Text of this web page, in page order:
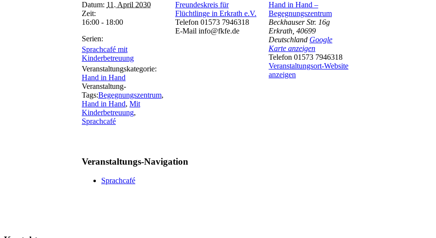
Datum: 11. April 2030
Zeit:
16:00 - 18:00
Serien:
Sprachcafé mit
Kinderbetreuung
Veranstaltungskategorie:
Hand in Hand
Veranstaltung-
Tags:Begegnungszentrum,
Hand in Hand, Mit
Kinderbetreuung,
Sprachcafé
Freundeskreis für
Flüchtlinge in Erkrath e.V.
Telefon 01573 7946318
E-Mail info@fkfe.de
Hand in Hand –
Begegnungszentrum
Beckhauser Str. 16g
Erkrath 40699
Deutschland Google
Karte anzeigen
Telefon 01573 7946318
Veranstaltungsort-Website
anzeigen
Veranstaltungs-Navigation
Sprachcafé